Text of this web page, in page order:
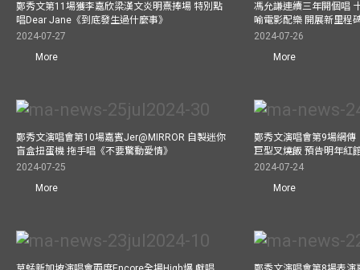
鄭秀文第11場獲李嘉欣梁漢文炎明熹捧場 特別點
唱Dear Jane《到底發生過什麼事》
2024-07-27
More
馮允謙連續三年開個唱
喻電影配樂 開展新里程
2024-07-26
More
鄭秀文演唱會第10場嘉賓Jer@MIRROR 自製迷你
盲盒扭蛋機 拖手唱《不要驚動愛情》
2024-07-25
More
鄭秀文演唱會第9場網傳
巨型叉燒飯 預告明年紅
2024-07-24
More